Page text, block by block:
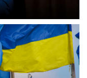
Unde și când